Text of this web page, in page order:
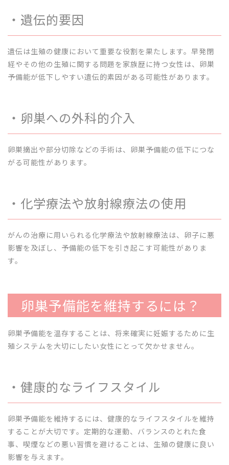
・遺伝的要因
遺伝は生殖の健康において重要な役割を果たします。早発閉
経やその他の生殖に関する問題を家族歴に持つ女性は、卵巣
予備能が低下しやすい遺伝的素因がある可能性があります。
・卵巣への外科的介入
卵巣摘出や部分切除などの手術は、卵巣予備能の低下につな
がる可能性があります。
・化学療法や放射線療法の使用
がんの治療に用いられる化学療法や放射線療法は、卵子に悪
影響を及ぼし、予備能の低下を引き起こす可能性がありま
す。
卵巣予備能を維持するには？
卵巣予備能を温存することは、将来確実に妊娠するために生
殖システムを大切にしたい女性にとって欠かせません。
・健康的なライフスタイル
卵巣予備能を維持するには、健康的なライフスタイルを維持
することが大切です。定期的な運動、バランスのとれた食
事、喫煙などの悪い習慣を避けることは、生殖の健康に良い
影響を与えます。